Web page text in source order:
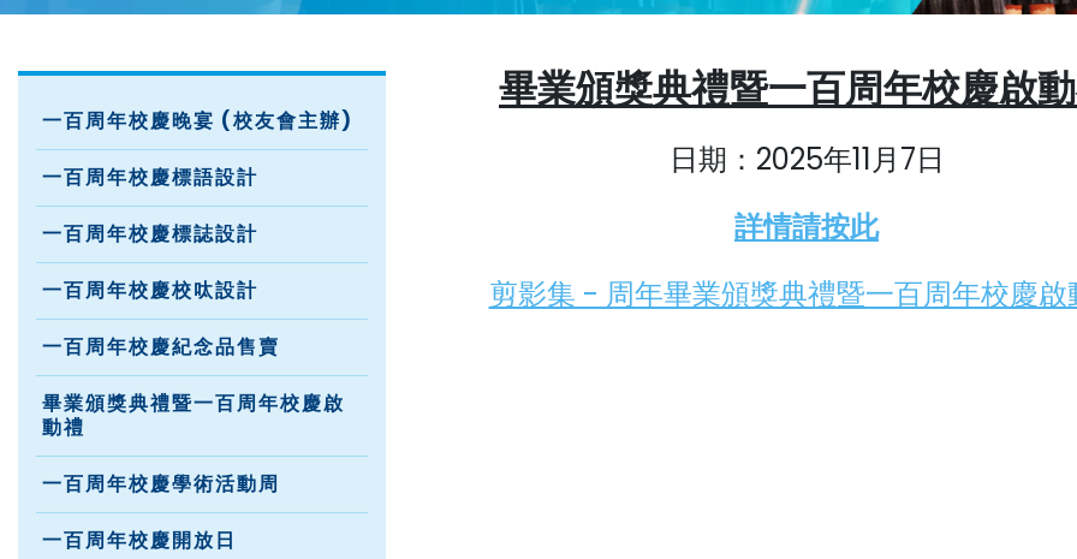
一百周年校慶晚宴 (校友會主辦)
一百周年校慶標語設計
一百周年校慶標誌設計
一百周年校慶校呔設計
一百周年校慶紀念品售賣
畢業頒獎典禮暨一百周年校慶啟
動禮
一百周年校慶學術活動周
一百周年校慶開放日
畢業頒獎典禮暨一百周年校慶啟
日期：2025年11月7日
詳情請按此
剪影集 - 周年畢業頒獎典禮暨一百周年校慶啟